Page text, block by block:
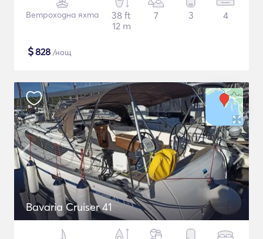
Ветроходна яхта
38 ft
12 m
7 3 4
$828 /нощ
Bavaria Cruiser 41